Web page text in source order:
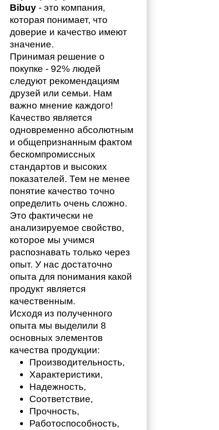
Bibuy - это компания,
которая понимает, что
доверие и качество имеют
значение.
Принимая решение о
покупке - 92% людей
следуют рекомендациям
друзей или семьи. Нам
важно мнение каждого!
Качество является
одновременно абсолютным
и общепризнанным фактом
бескомпромиссных
стандартов и высоких
показателей. Тем не менее
понятие качество точно
определить очень сложно.
Это фактически не
анализируемое свойство,
которое мы учимся
распознавать только через
опыт. У нас достаточно
опыта для понимания какой
продукт является
качественным.
Исходя из полученного
опыта мы выделили 8
основных элементов
качества продукции:
Производительность,
Характеристики,
Надежность,
Соответствие,
Прочность,
Работоспособность,